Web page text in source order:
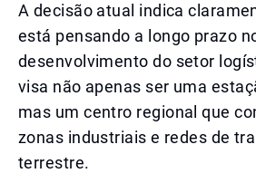
A decisão atual indica
está pensando a longo prazo
desenvolvimento do setor
visa não apenas ser uma
mas um centro regional que
zonas industriais e redes de
terrestre.